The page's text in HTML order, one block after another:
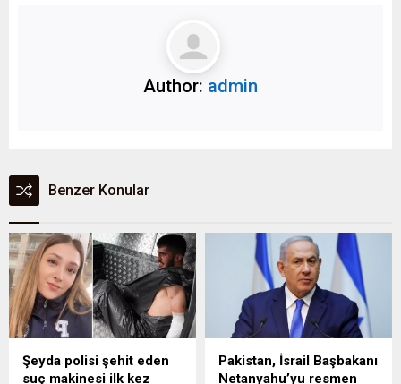
Author: admin
Benzer Konular
Şeyda polisi şehit eden
suç makinesi ilk kez
Pakistan, İsrail Başbakanı
Netanyahu’yu resmen